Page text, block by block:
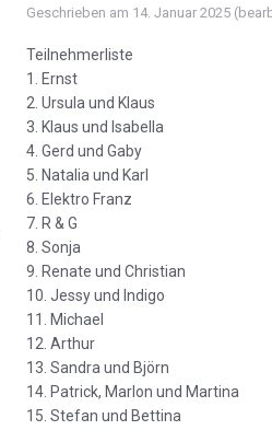
Anreisedatum:
Abreisedatum:
Anzahl Zimmer: 28
02
01 Comfortzimmer
In allen Preisen ist das
Sie bei der Buchung bitte die
Die Zimmer
telefonisch
jederzeit
können.
Geschrieben am 14. Januar 2025
Teilnehmerliste
1. Ernst
2. Ursula und Klaus
3. Klaus und Isabella
4. Gerd und Gaby
5. Natalia und Karl
6. Elektro Franz
7. R & G
8. Sonja
9. Renate und Christian
10. Jessy und Indigo
11. Michael
12. Arthur
13. Sandra und Björn
14. Patrick, Marlon und Martina
15. Stefan und Bettina